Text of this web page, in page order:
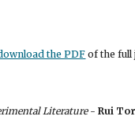
the PDF of the full
Literature - Rui